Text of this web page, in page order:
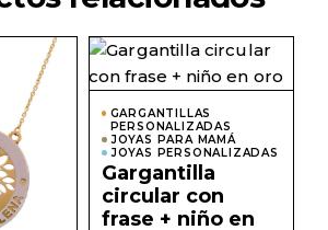
Este
producto
tiene
múltiples
variantes.
opciones
pueden
elegir
tiene
GARGANTILLAS
PERSONALIZADAS
JOYAS PARA MAMÁ
JOYAS PERSONALIZADAS
Gargantilla
circular con
frase + niño en